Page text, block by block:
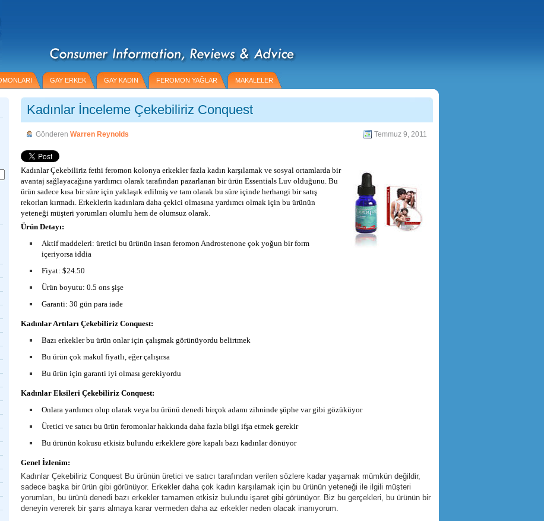
GAY ERKEK GAY KADIN FEROMON YAĞLAR MAKALELER
Kadınlar İnceleme Çekebiliriz Conquest
Gönderen Warren Reynolds Temmuz 9, 2011
Kadınlar Çekebiliriz fethi feromon kolonya erkekler fazla kadın karşılamak ve sosyal ortamlarda bir
avantaj sağlayacağına yardımcı olarak tarafından pazarlanan bir ürün Essentials Luv olduğunu. Bu
ürün sadece kısa bir süre için yaklaşık edilmiş ve tam olarak bu süre içinde herhangi bir satış
rekorları kırmadı. Erkeklerin kadınlara daha çekici olmasına yardımcı olmak için bu ürünün
yeteneği müşteri yorumları olumlu hem de olumsuz olarak.
Ürün Detayı:
Aktif maddeleri: üretici bu ürünün insan feromon Androstenone çok yoğun bir form
içeriyorsa iddia
Fiyat: $24.50
Ürün boyutu: 0.5 ons şişe
Garanti: 30 gün para iade
Kadınlar Artıları Çekebiliriz Conquest:
Bazı erkekler bu ürün onlar için çalışmak görünüyordu belirtmek
Bu ürün çok makul fiyatlı, eğer çalışırsa
Bu ürün için garanti iyi olması gerekiyordu
Kadınlar Eksileri Çekebiliriz Conquest:
Onlara yardımcı olup olarak veya bu ürünü denedi birçok adamı zihninde şüphe var gibi gözüküyor
Üretici ve satıcı bu ürün feromonlar hakkında daha fazla bilgi ifşa etmek gerekir
Bu ürünün kokusu etkisiz bulundu erkeklere göre kapalı bazı kadınlar dönüyor
Genel İzlenim:
Kadınlar Çekebiliriz Conquest Bu ürünün üretici ve satıcı tarafından verilen sözlere kadar yaşamak mümkün değildir,
sadece başka bir ürün gibi görünüyor. Erkekler daha çok kadın karşılamak için bu ürünün yeteneği ile ilgili müşteri
yorumları, bu ürünü denedi bazı erkekler tamamen etkisiz bulundu işaret gibi görünüyor. Biz bu gerçekleri, bu ürünün bir
deneyin vererek bir şans almaya karar vermeden daha az erkekler neden olacak inanıyorum.